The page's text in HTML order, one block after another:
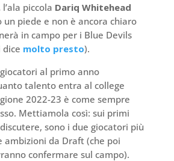
l’ala piccola Dariq Whitehead
un piede e non è ancora chiaro
in campo per i Blue Devils
dice molto presto).
al primo anno
talento entra al college
2022-23 è come sempre
Mettiamola così: sui primi
discutere, sono i due giocatori più
ambizioni da Draft (che poi
confermare sul campo).